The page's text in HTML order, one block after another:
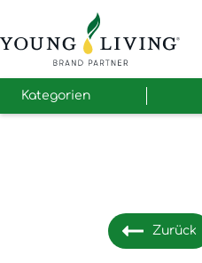
Kategorien
Zurück